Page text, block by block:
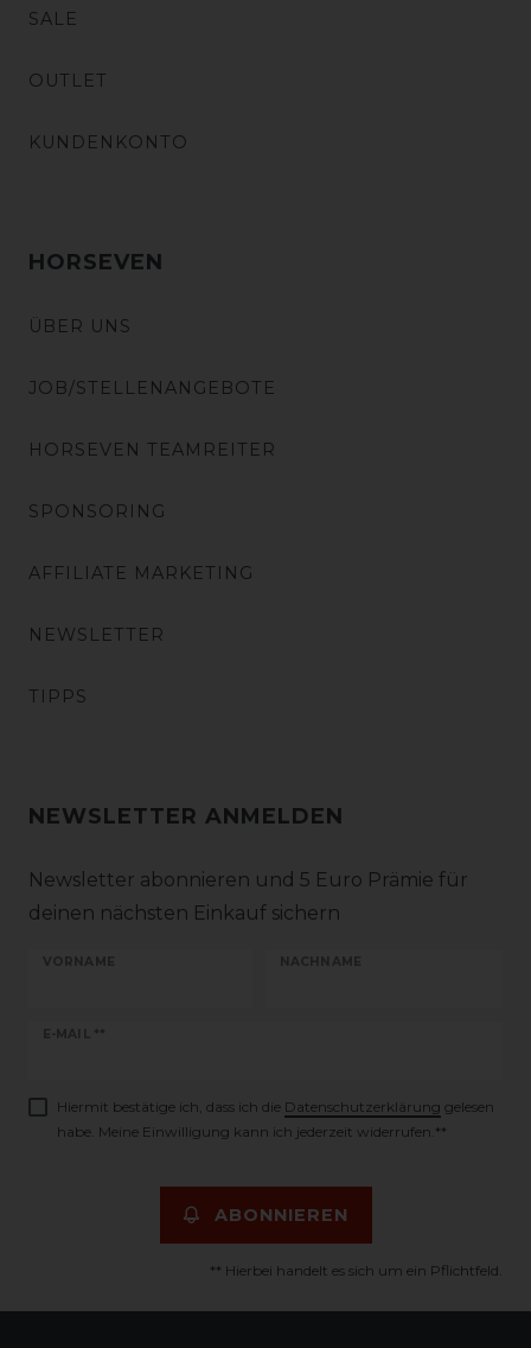
SALE
OUTLET
KUNDENKONTO
HORSEVEN
ÜBER UNS
JOB/STELLENANGEBOTE
HORSEVEN TEAMREITER
SPONSORING
AFFILIATE MARKETING
NEWSLETTER
TIPPS
NEWSLETTER ANMELDEN
Newsletter abonnieren und 5 Euro Prämie für
deinen nächsten Einkauf sichern
VORNAME NACHNAME
E-MAIL **
Newsletter
Hiermit bestätige ich, dass ich die Daten­schutz­erklärung gelesen
habe. Meine Einwilligung kann ich jederzeit widerrufen.**
ABONNIEREN
** Hierbei handelt es sich um ein Pflichtfeld.